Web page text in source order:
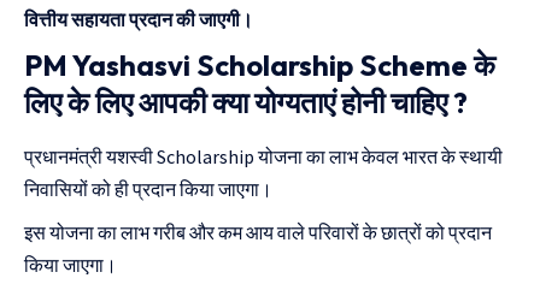
वित्तीय सहायता प्रदान की जाएगी।
PM Yashasvi Scholarship Scheme के
लिए के लिए आपकी क्या योग्यताएं होनी चाहिए ?
प्रधानमंत्री यशस्वी Scholarship योजना का लाभ केवल भारत के स्थायी
निवासियों को ही प्रदान किया जाएगा।
इस योजना का लाभ गरीब और कम आय वाले परिवारों के छात्रों को प्रदान
किया जाएगा।